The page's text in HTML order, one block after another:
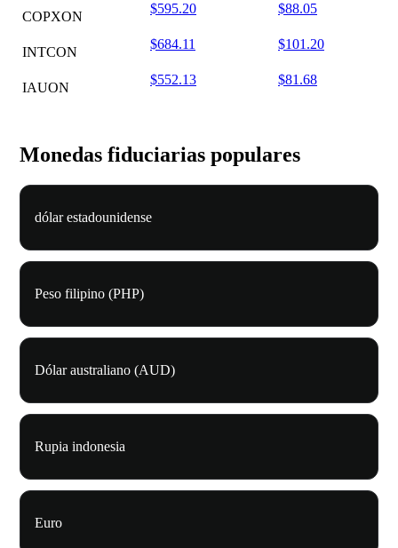
COPXON
$595.20 $88.05
INTCON
$684.11 $101.20
IAUON
$552.13 $81.68
Monedas fiduciarias populares
dólar estadounidense
Peso filipino (PHP)
Dólar australiano (AUD)
Rupia indonesia
Euro